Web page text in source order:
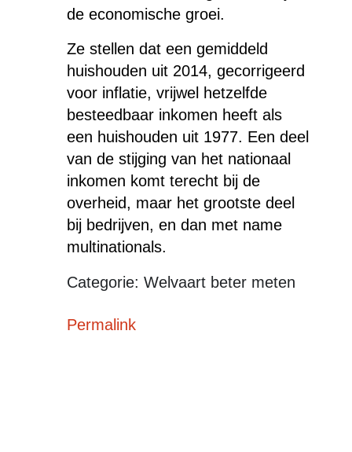
de economische groei.
Ze stellen dat een gemiddeld
huishouden uit 2014, gecorrigeerd
voor inflatie, vrijwel hetzelfde
besteedbaar inkomen heeft als
een huishouden uit 1977. Een deel
van de stijging van het nationaal
inkomen komt terecht bij de
overheid, maar het grootste deel
bij bedrijven, en dan met name
multinationals.
Categorie: Welvaart beter meten
Permalink